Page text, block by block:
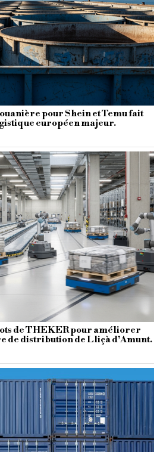
pour Shein et Temu fait
européen majeur.
de THEKER pour améliorer
de distribution de Lliçà d’Amunt.